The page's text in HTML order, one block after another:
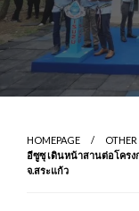
HOMEPAGE
OTHER
อีซูซุ เดินหน้าสานต่อโครง
จ.สระแก้ว